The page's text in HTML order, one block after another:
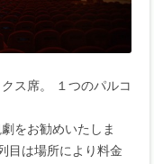
ス席。 １つのパルコ
をお勧めいたしま
目は場所により料金